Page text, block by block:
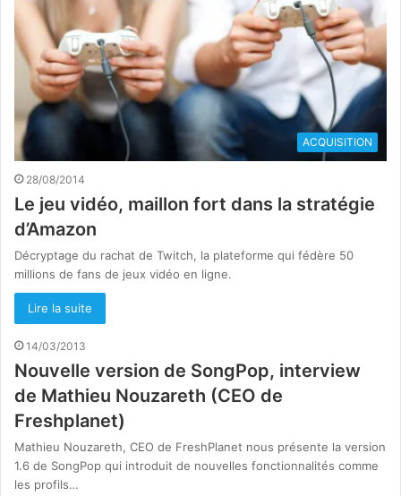
ACQUISITION
28/08/2014
Le jeu vidéo, maillon fort dans la stratégie
d’Amazon
Décryptage du rachat de Twitch, la plateforme qui fédère 50
millions de fans de jeux vidéo en ligne.
Lire la suite
14/03/2013
Nouvelle version de SongPop, interview
de Mathieu Nouzareth (CEO de
Freshplanet)
Mathieu Nouzareth, CEO de FreshPlanet nous présente la version
1.6 de SongPop qui introduit de nouvelles fonctionnalités comme
les profils…